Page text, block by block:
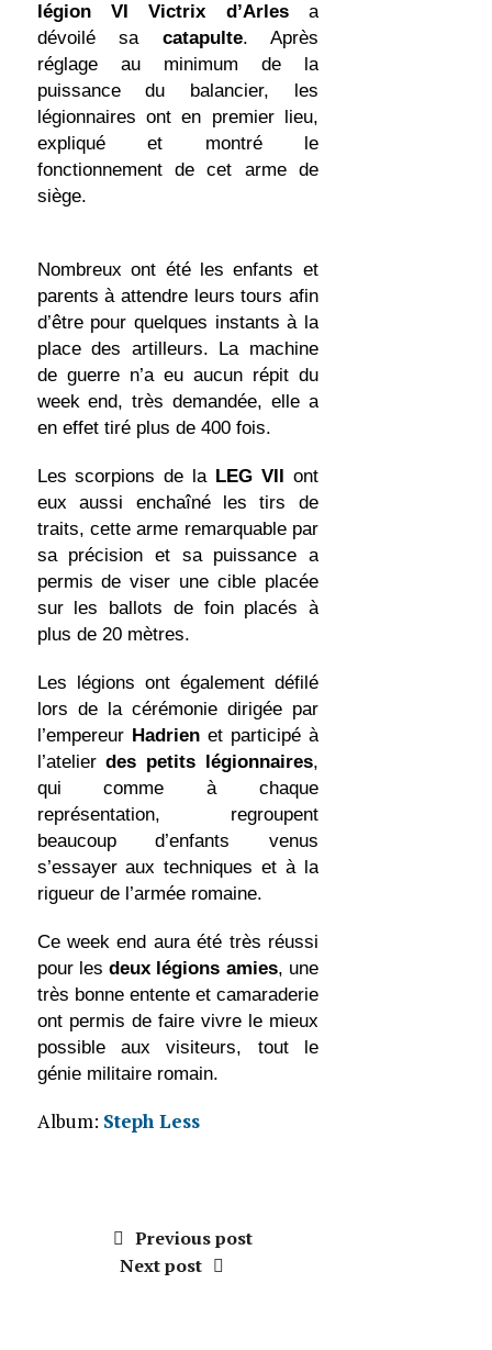
légion VI Victrix d’Arlesa
dévoilé sa catapulte. Après
réglage au minimum de la
puissance du balancier, les
légionnaires ont en premier lieu,
expliqué et montré le
fonctionnement de cet arme de
siège.
Nombreux ont été les enfants et
parents à attendre leurs tours afin
d’être pour quelques instants à la
place des artilleurs. La machine
de guerre n’a eu aucun répit du
week end, très demandée, elle a
en effet tiré plus de 400 fois.
Les scorpions de la LEG VII
ont
eux aussi enchaîné les tirs de
traits, cette arme remarquable par
sa précision et sa puissance a
permis de viser une cible placée
sur les ballots de foin placés à
plus de 20 mètres.
Les légions ont également défilé
lors de la cérémonie dirigée par
l’empereur Hadrienet participé à
l’atelierdes petits légionnaires,
qui comme à chaque
représentation, regroupent
beaucoup d’enfants venus
s’essayer aux techniques et à la
rigueur de l’armée romaine.
Ce week end aura été très réussi
pour les deux légions amies, une
très bonne entente et camaraderie
ont permis de faire vivre le mieux
possible aux visiteurs, tout le
génie militaire romain.
Album: Steph Less
Previous post
Next post